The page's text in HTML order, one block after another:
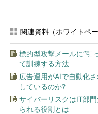
関連資料（ホワイトペー
標的型攻撃メールに“引
て訓練する方法
広告運用がAIで自動化
しているのか?
サイバーリスクはIT部
られる役割とは